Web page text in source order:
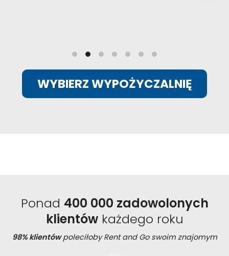
WYBIERZ WYPOŻYCZALNIĘ
Ponad 400 000 zadowolonych
klientówkażdego roku
98% klientówpoleciłoby Rent and Go swoim znajomym